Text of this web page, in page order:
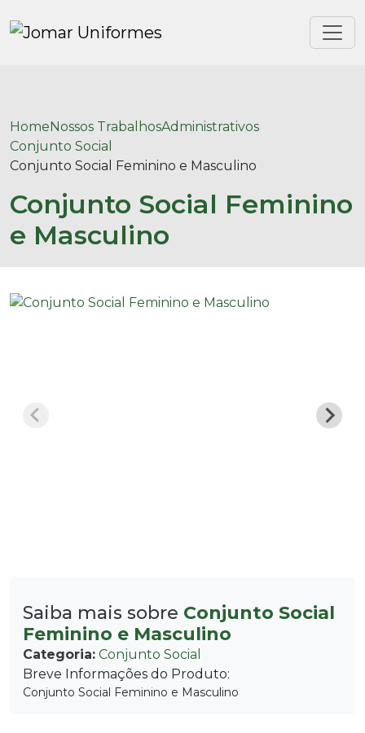
HomeNossos TrabalhosAdministrativos
Conjunto Social
Conjunto Social Feminino e Masculino
Conjunto Social Feminino
e Masculino
Saiba mais sobre Conjunto Social
Feminino e Masculino
Categoria: Conjunto Social
Breve Informações do Produto:
Conjunto Social Feminino e Masculino